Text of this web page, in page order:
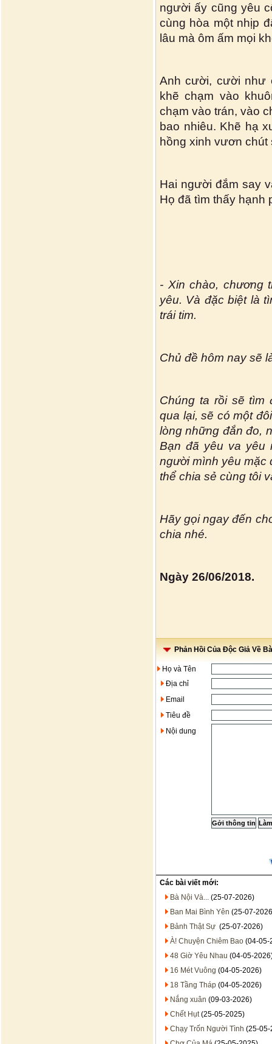
người ấy cũng yêu
cùng hòa một nhịp
lâu mà ôm ấm mọi
Anh cười, cười như
khẽ chạm vào
chạm vào trán, vào
bao nhiêu. Khẽ hạ
hồng xinh vươn chút
Hai người đắm say
Họ đã tìm thấy hạnh
- Xin chào, chương
yêu. Và đặc biệt là
trái tim.
Chủ đề hôm nay sẽ
Chúng ta rồi sẽ tìm
qua lại, sẽ có một
lòng những đắn đo,
Bạn đã yêu va yêu
người mình yêu mặc
thể chia sẻ cùng tôi
Hãy gọi ngay đến
chia nhé.
Ngày 26/06/2018.
Phản Hồi Của Độc Giả Về
Họ và Tên
Địa chỉ
Email
Tiêu đề
Nội dung
Các bài viết mới:
Bà Nội Và... (25-07-2026)
Ban Mai Bình Yên (25-07-
Bảnh Thật Sự (25-07-2026)
À! Chuyện Chiêm Bao (04-05-
48 Giờ Yêu Nhau (04-05-
16 Mét Vuông (04-05-2026)
18 Tầng Tháp (04-05-2026)
Nắng xuân (09-03-2026)
Chết Hụt(25-05-2025)
Chạy Trốn Người Tình (25-05-